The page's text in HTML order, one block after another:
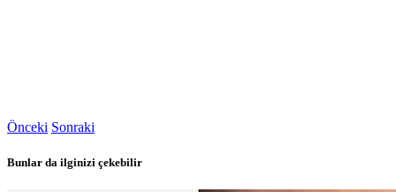
Önceki Sonraki
Bunlar da ilginizi çekebilir